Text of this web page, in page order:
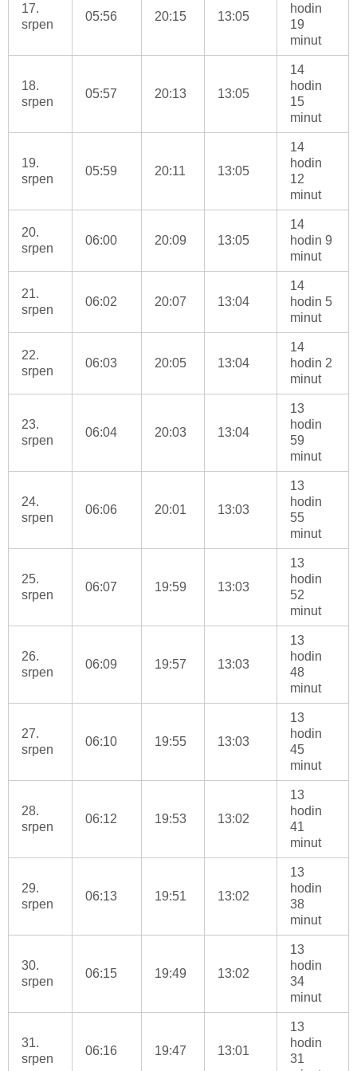
17.
srpen
05:56 20:15 13:05
hodin
19
minut
18.
srpen
05:57 20:13 13:05
14
hodin
15
minut
19.
srpen
05:59 20:11 13:05
14
hodin
12
minut
20.
srpen
06:00 20:09 13:05
14
hodin 9
minut
21.
srpen
06:02 20:07 13:04
14
hodin 5
minut
22.
srpen
06:03 20:05 13:04
14
hodin 2
minut
23.
srpen
06:04 20:03 13:04
13
hodin
59
minut
24.
srpen
06:06 20:01 13:03
13
hodin
55
minut
25.
srpen
06:07 19:59 13:03
13
hodin
52
minut
26.
srpen
06:09 19:57 13:03
13
hodin
48
minut
27.
srpen
06:10 19:55 13:03
13
hodin
45
minut
28.
srpen
06:12 19:53 13:02
13
hodin
41
minut
29.
srpen
06:13 19:51 13:02
13
hodin
38
minut
30.
srpen
06:15 19:49 13:02
13
hodin
34
minut
31.
srpen
06:16 19:47 13:01
13
hodin
31